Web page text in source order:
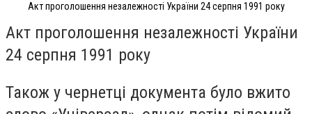
Акт проголошення незалежності України 24 серпня 1991 року
Акт проголошення незалежності України
24 серпня 1991 року
Також у чернетці документа було вжито